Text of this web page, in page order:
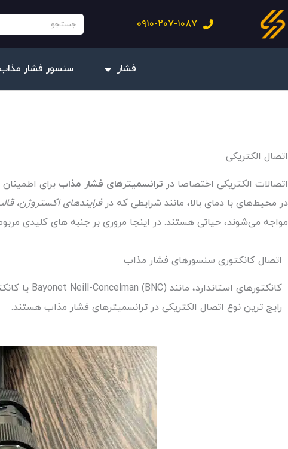
رفتن
به
محتوا
۰۹۱۰-۲۰۷-۱۰۸۷ جستجو
فشار سنسور فشار مذاب
اتصال الکتریکی
اتصالات الکتریکی اختصاصا در ترانسمیترهای فشار مذاب برای
در محیط‌های با دمای بالا، مانند شرایطی که درفرایندهای اکستروژن،
مواجه می‌شوند، حیاتی هستند. در اینجا مروری بر جنبه های کلیدی
اتصال کانکتوری سنسورهای فشار مذاب
رایج ترین نوع اتصال الکتریکی در ترانسمیترهای فشار مذاب هستند.